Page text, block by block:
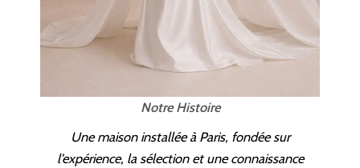
Notre Histoire
Une maison installée à Paris, fondée sur
l’expérience, la sélection et une connaissance